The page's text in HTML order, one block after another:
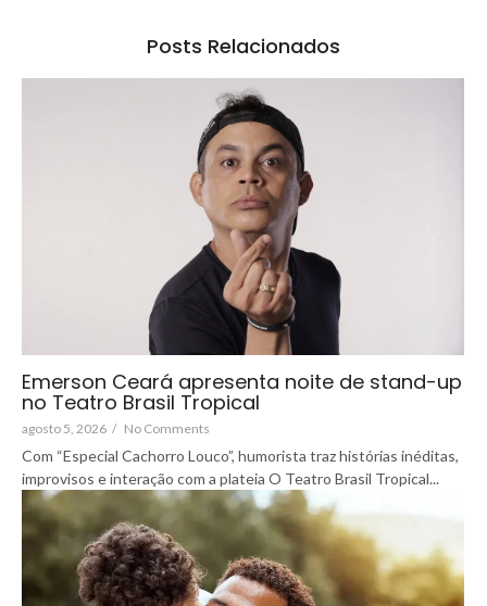
Posts Relacionados
Emerson Ceará apresenta noite de stand-up
no Teatro Brasil Tropical
agosto 5, 2026 / No Comments
Com “Especial Cachorro Louco”, humorista traz histórias inéditas,
improvisos e interação com a plateia O Teatro Brasil Tropical...